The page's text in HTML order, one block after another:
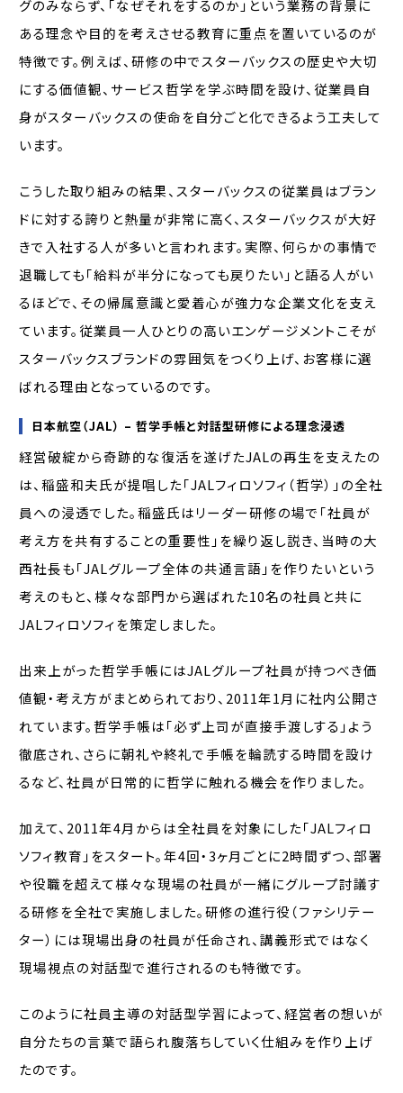
グのみならず、「なぜそれをするのか」という業務の背景に
ある理念や目的を考えさせる教育に重点を置いているのが
特徴です。例えば、研修の中でスターバックスの歴史や大切
にする価値観、サービス哲学を学ぶ時間を設け、従業員自
身がスターバックスの使命を自分ごと化できるよう工夫して
います。
こうした取り組みの結果、スターバックスの従業員はブラン
ドに対する誇りと熱量が非常に高く、スターバックスが大好
きで入社する人が多いと言われます。実際、何らかの事情で
退職しても「給料が半分になっても戻りたい」と語る人がい
るほどで、その帰属意識と愛着心が強力な企業文化を支え
ています。従業員一人ひとりの高いエンゲージメントこそが
スターバックスブランドの雰囲気をつくり上げ、お客様に選
ばれる理由となっているのです。
日本航空（JAL） – 哲学手帳と対話型研修による理念浸透
経営破綻から奇跡的な復活を遂げたJALの再生を支えたの
は、稲盛和夫氏が提唱した「JALフィロソフィ（哲学）」の全社
員への浸透でした。稲盛氏はリーダー研修の場で「社員が
考え方を共有することの重要性」を繰り返し説き、当時の大
西社長も「JALグループ全体の共通言語」を作りたいという
考えのもと、様々な部門から選ばれた10名の社員と共に
JALフィロソフィを策定しました。
出来上がった哲学手帳にはJALグループ社員が持つべき価
値観・考え方がまとめられており、2011年1月に社内公開さ
れています。哲学手帳は「必ず上司が直接手渡しする」よう
徹底され、さらに朝礼や終礼で手帳を輪読する時間を設け
るなど、社員が日常的に哲学に触れる機会を作りました。
加えて、2011年4月からは全社員を対象にした「JALフィロ
ソフィ教育」をスタート。年4回・3ヶ月ごとに2時間ずつ、部署
や役職を超えて様々な現場の社員が一緒にグループ討議す
る研修を全社で実施しました。研修の進行役（ファシリテー
ター）には現場出身の社員が任命され、講義形式ではなく
現場視点の対話型で進行されるのも特徴です。
このように社員主導の対話型学習によって、経営者の想いが
自分たちの言葉で語られ腹落ちしていく仕組みを作り上げ
たのです。